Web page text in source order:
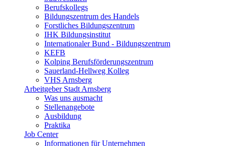
Berufskollegs
Bildungszentrum des Handels
Forstliches Bildungszentrum
IHK Bildungsinstitut
Internationaler Bund - Bildungszentrum
KEFB
Kolping Berufsförderungszentrum
Sauerland-Hellweg Kolleg
VHS Arnsberg
Arbeitgeber Stadt Arnsberg
Was uns ausmacht
Stellenangebote
Ausbildung
Praktika
Job Center
Informationen für Unternehmen